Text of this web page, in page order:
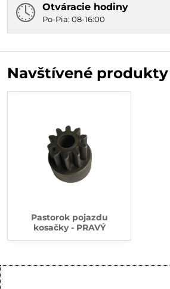
Otváracie hodiny
Po-Pia: 08-16:00
Navštívené produkty
Pastorok pojazdu
kosačky - PRAVÝ